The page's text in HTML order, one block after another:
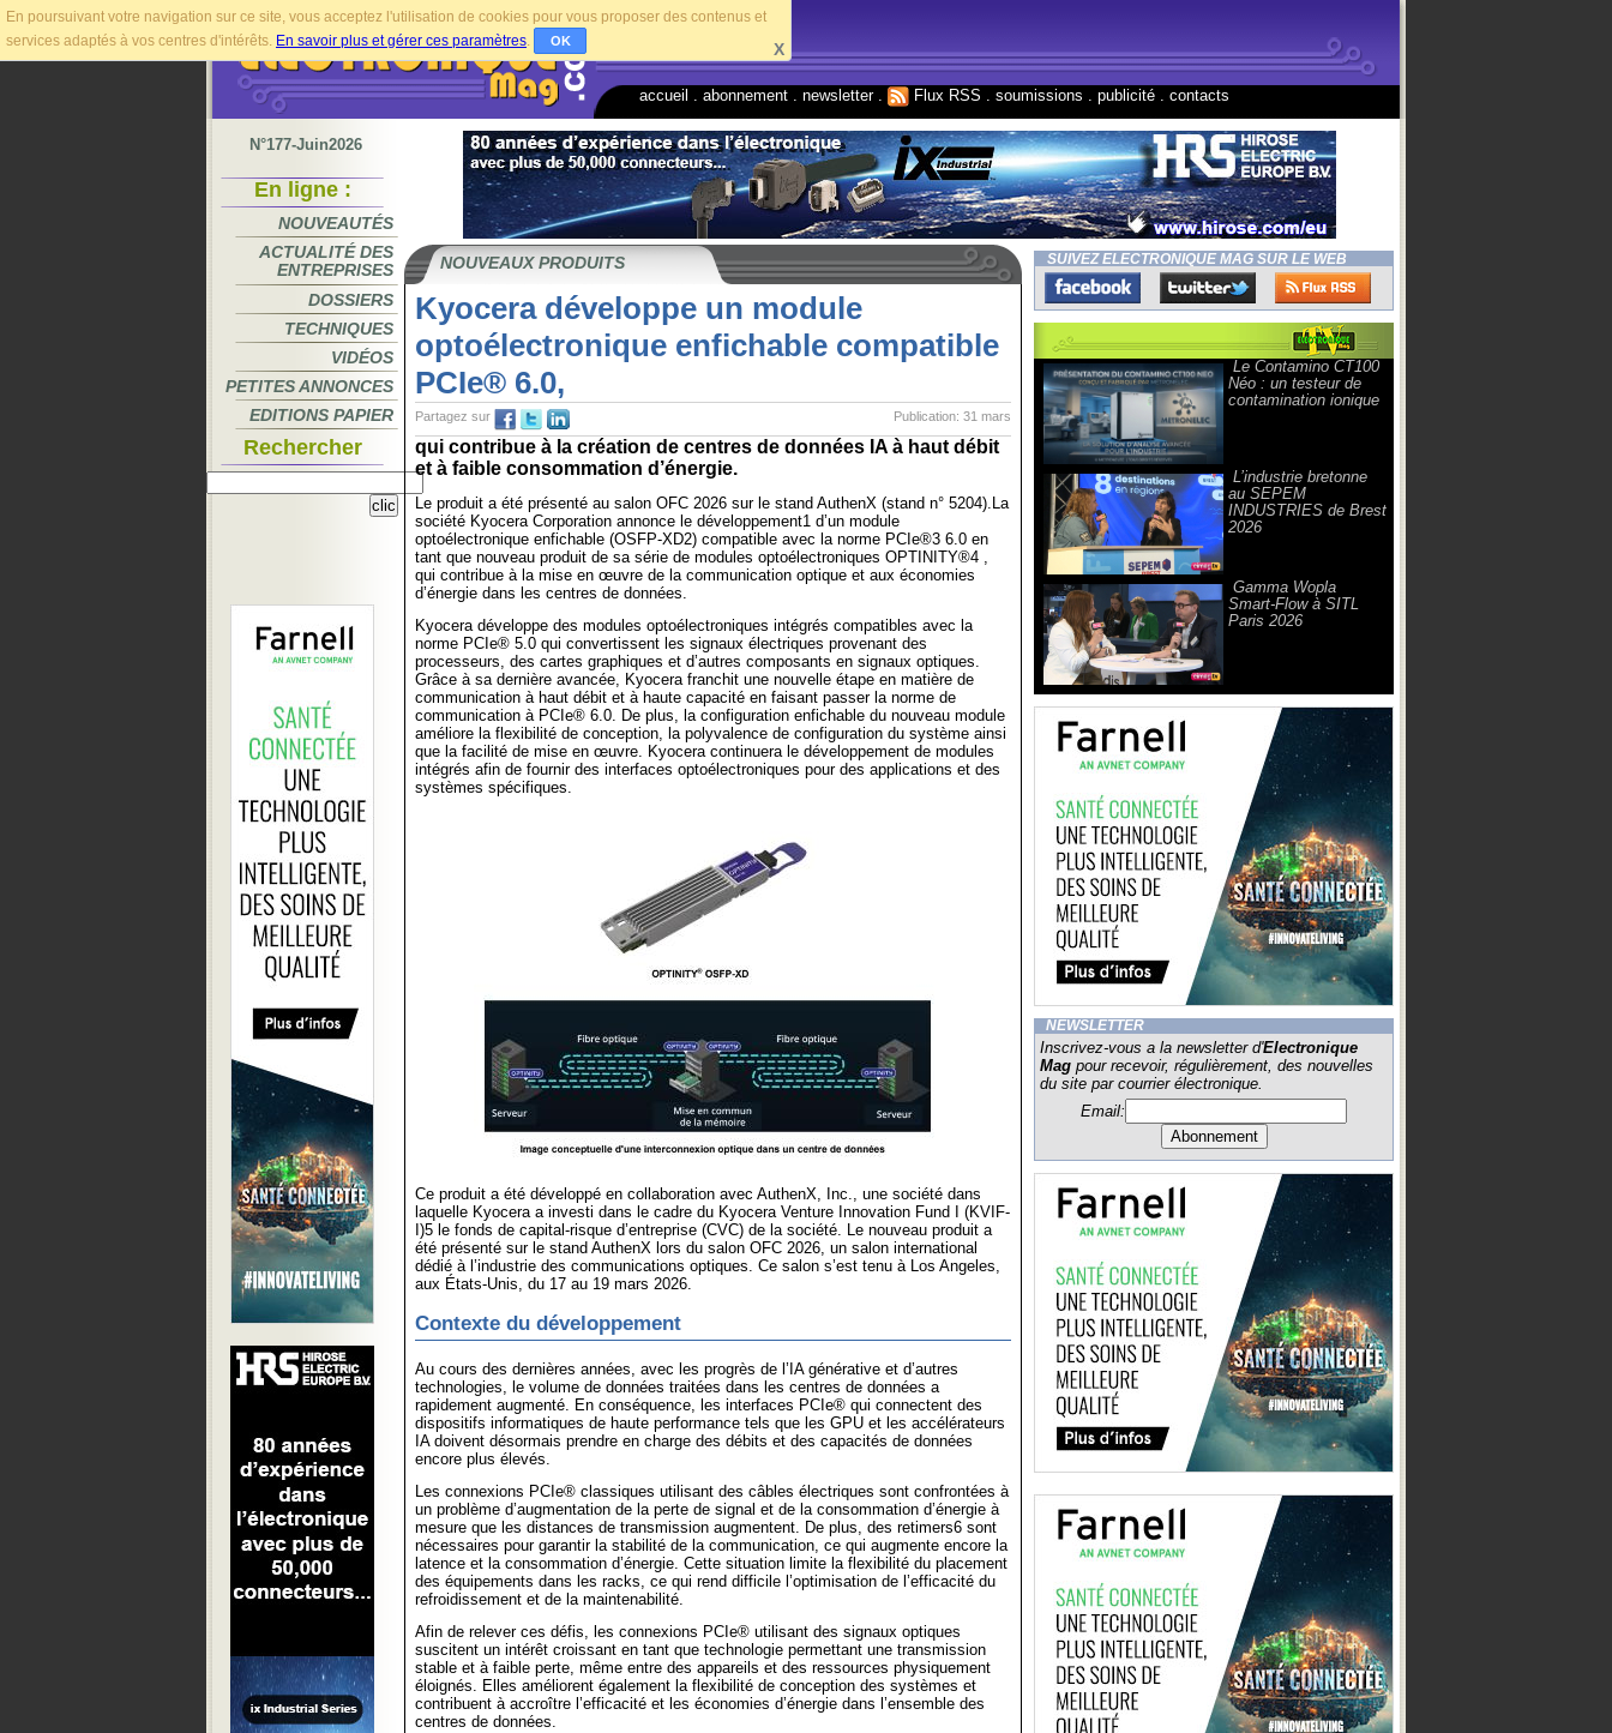
En poursuivant votre navigation sur ce site, vous acceptez l'utilisation de cookies pour vous proposer des contenus et
services adaptés à vos centres d'intérêts. En savoir plus et gérer ces paramètres. OK X
accueil abonnement newsletter. Flux RSS soumissions publicité contacts
N°177-Juin2026
En ligne :
NOUVEAUTÉS
ACTUALITÉ DES
ENTREPRISES
DOSSIERS
TECHNIQUES
VIDÉOS
PETITES ANNONCES
EDITIONS PAPIER
Rechercher
NOUVEAUX PRODUITS
Kyocera développe un module
optoélectronique enfichable compatible
PCIe® 6.0,
Publication: 31 mars
Partagez sur
qui contribue à la création de centres de données IA à haut débit
et à faible consommation d’énergie.
Le produit a été présenté au salon OFC 2026 sur le stand AuthenX (stand n° 5204).La
société Kyocera Corporation annonce le développement1 d’un module
optoélectronique enfichable (OSFP-XD2) compatible avec la norme PCIe®3 6.0 en
tant que nouveau produit de sa série de modules optoélectroniques OPTINITY®4 ,
qui contribue à la mise en œuvre de la communication optique et aux économies
d’énergie dans les centres de données.
Kyocera développe des modules optoélectroniques intégrés compatibles avec la
norme PCIe® 5.0 qui convertissent les signaux électriques provenant des
processeurs, des cartes graphiques et d’autres composants en signaux optiques.
Grâce à sa dernière avancée, Kyocera franchit une nouvelle étape en matière de
communication à haut débit et à haute capacité en faisant passer la norme de
communication à PCIe® 6.0. De plus, la configuration enfichable du nouveau module
améliore la flexibilité de conception, la polyvalence de configuration du système ainsi
que la facilité de mise en œuvre. Kyocera continuera le développement de modules
intégrés afin de fournir des interfaces optoélectroniques pour des applications et des
systèmes spécifiques.
Ce produit a été développé en collaboration avec AuthenX, Inc., une société dans
laquelle Kyocera a investi dans le cadre du Kyocera Venture Innovation Fund I (KVIF-
I)5 le fonds de capital-risque d’entreprise (CVC) de la société. Le nouveau produit a
été présenté sur le stand AuthenX lors du salon OFC 2026, un salon international
dédié à l’industrie des communications optiques. Ce salon s’est tenu à Los Angeles,
aux États-Unis, du 17 au 19 mars 2026.
Contexte du développement
Au cours des dernières années, avec les progrès de l’IA générative et d’autres
technologies, le volume de données traitées dans les centres de données a
rapidement augmenté. En conséquence, les interfaces PCIe® qui connectent des
dispositifs informatiques de haute performance tels que les GPU et les accélérateurs
IA doivent désormais prendre en charge des débits et des capacités de données
encore plus élevés.
Les connexions PCIe® classiques utilisant des câbles électriques sont confrontées à
un problème d’augmentation de la perte de signal et de la consommation d’énergie à
mesure que les distances de transmission augmentent. De plus, des retimers6 sont
nécessaires pour garantir la stabilité de la communication, ce qui augmente encore la
latence et la consommation d’énergie. Cette situation limite la flexibilité du placement
des équipements dans les racks, ce qui rend difficile l’optimisation de l’efficacité du
refroidissement et de la maintenabilité.
Afin de relever ces défis, les connexions PCIe® utilisant des signaux optiques
suscitent un intérêt croissant en tant que technologie permettant une transmission
stable et à faible perte, même entre des appareils et des ressources physiquement
éloignés. Elles améliorent également la flexibilité de conception des systèmes et
contribuent à accroître l’efficacité et les économies d’énergie dans l’ensemble des
centres de données.
SUIVEZ ELECTRONIQUE MAG SUR LE WEB
Le Contamino CT100
Néo : un testeur de
contamination ionique
L’industrie bretonne
au SEPEM
INDUSTRIES de Brest
2026
Gamma Wopla
Smart-Flow à SITL
Paris 2026
NEWSLETTER
Inscrivez-vous a la newsletter d'Electronique
Mag pour recevoir, régulièrement, des nouvelles
du site par courrier électronique.
Email: